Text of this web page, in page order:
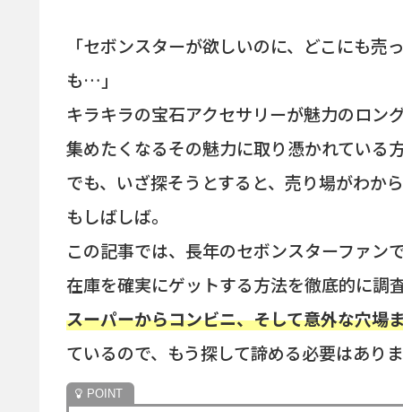
「セボンスターが欲しいのに、どこにも
も…」
キラキラの宝石アクセサリーが魅力のロン
集めたくなるその魅力に取り憑かれている
でも、いざ探そうとすると、売り場がわか
もしばしば。
この記事では、長年のセボンスターファン
在庫を確実にゲットする方法を徹底的に調
スーパーからコンビニ、そして意外な穴場
ているので、もう探して諦める必要はあり